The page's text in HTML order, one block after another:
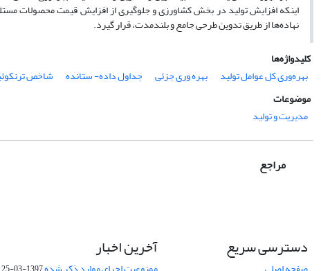
اینکه افزایش تولید در بخش کشاورزی و جلوگیری از افزایش قیمت محصولات
نهاده‌ها از طریق تدوین طرحی جامع و بلندمدت، قرار گیرد.
کلیدواژه‌ها
بهره‌وری کل عوامل تولید
بهره وری جزئی جداول داده- ستانده شاخص
موضوعات
مدیریت و تولید
مراجع
دسترسی سریع آخرین اخبار